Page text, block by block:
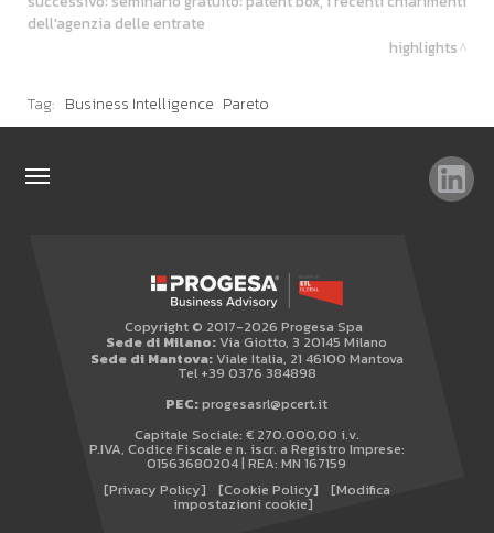
dell'agenzia delle entrate
highlights
Tag: Business Intelligence Pareto
AREA RISERVATA
WHISTLEBLOWING
Copyright © 2017-2026 Progesa Spa
Sede di Milano:Via Giotto, 3 20145 Milano
Sede di Mantova:Viale Italia, 21 46100 Mantova
Tel +39 0376 384898
PEC:progesasrl@pcert.it
Capitale Sociale: € 270.000,00 i.v.
P.IVA, Codice Fiscale e n. iscr. a Registro Imprese:
01563680204 | REA: MN 167159
[Privacy Policy]
[Cookie Policy] [Modifica
impostazioni cookie]